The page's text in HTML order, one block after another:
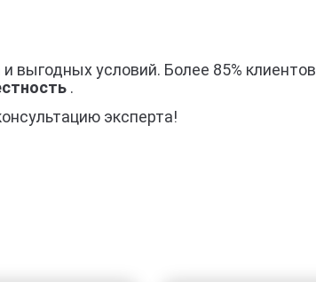
выгодных условий. Более 85% клиентов
.
эксперта!